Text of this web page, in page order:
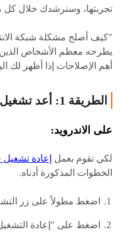
تجربتها، وسنرشدك خلال كل
"كيف أصلح مشكلة شبكة
يطرحه معظم الأشخاص
أهم الإصلاحات إذا أظهر لك
الطريقة 1: أعد تشغيل جهازك
على الاندرويد:
لكي تقوم بعمل إعادة تشغيل
الخطوات المذكورة أدناه.
اضغط مطولاً على زر
اضغط على "إعادة